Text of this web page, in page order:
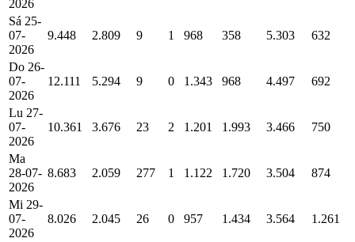
2026
Sá 25-
07-
2026
9.448 2.809 9 1 968 358 5.303 632
Do 26-
07-
2026
12.111 5.294 9 0 1.343 968 4.497 692
Lu 27-
07-
2026
10.361 3.676 23 2 1.201 1.993 3.466 750
Ma
28-07-
2026
8.683 2.059 277 1 1.122 1.720 3.504 874
Mi 29-
07-
2026
8.026 2.045 26 0 957 1.434 3.564 1.261